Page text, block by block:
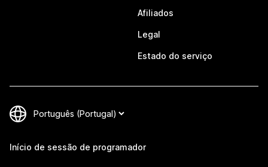
Afiliados
Legal
Estado do serviço
Início de sessão de programador